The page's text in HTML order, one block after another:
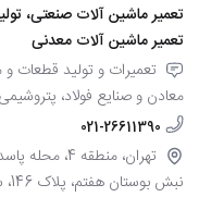
تعمیر ماشین آلات صنعتی،
تعمیر ماشین آلات معدنی
تعمیرات و تولید قطعات
معادن و صنایع فولاد،
021-26611390
تهران، منطقه
نبش بوستان هفتم، پلاک 146، ساختمان پایدارفرد، واحد 403